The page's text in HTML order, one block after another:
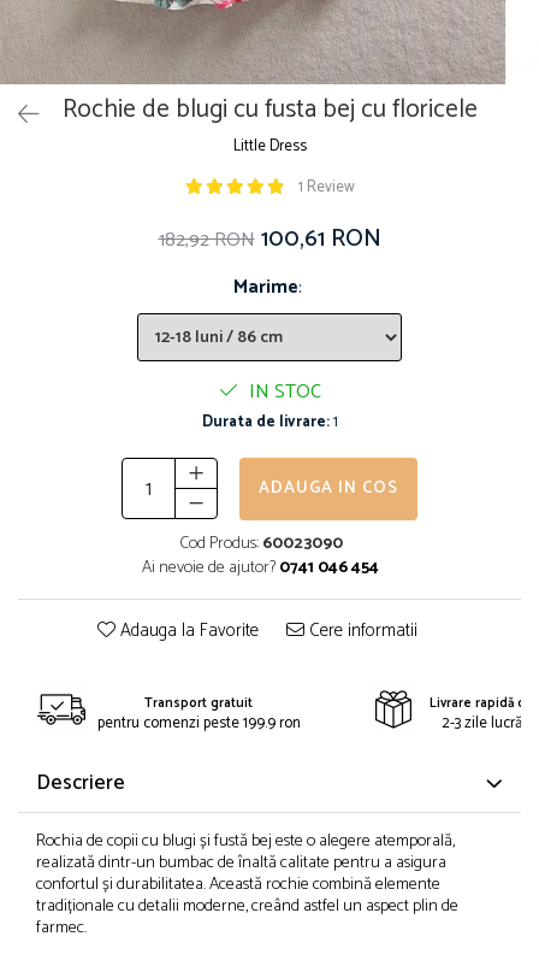
Rochie de blugi cu fusta bej cu floricele
Little Dress
1 Review
182,92 RON 100,61 RON
Marime:
IN STOC
Durata de livrare:1
ADAUGA IN COS
Cod Produs:60023090
Ai nevoie de ajutor?0741 046 454
Adauga la Favorite Cere informatii
Transport gratuit
pentru comenzi peste 199.9 ron
Livrare rapidă
2-3 zile
Descriere
Rochia de copii cu blugi și fustă bej este o alegere atemporală,
realizată dintr-un bumbac de înaltă calitate pentru a asigura
confortul și durabilitatea. Această rochie combină elemente
tradiționale cu detalii moderne, creând astfel un aspect plin de
farmec.